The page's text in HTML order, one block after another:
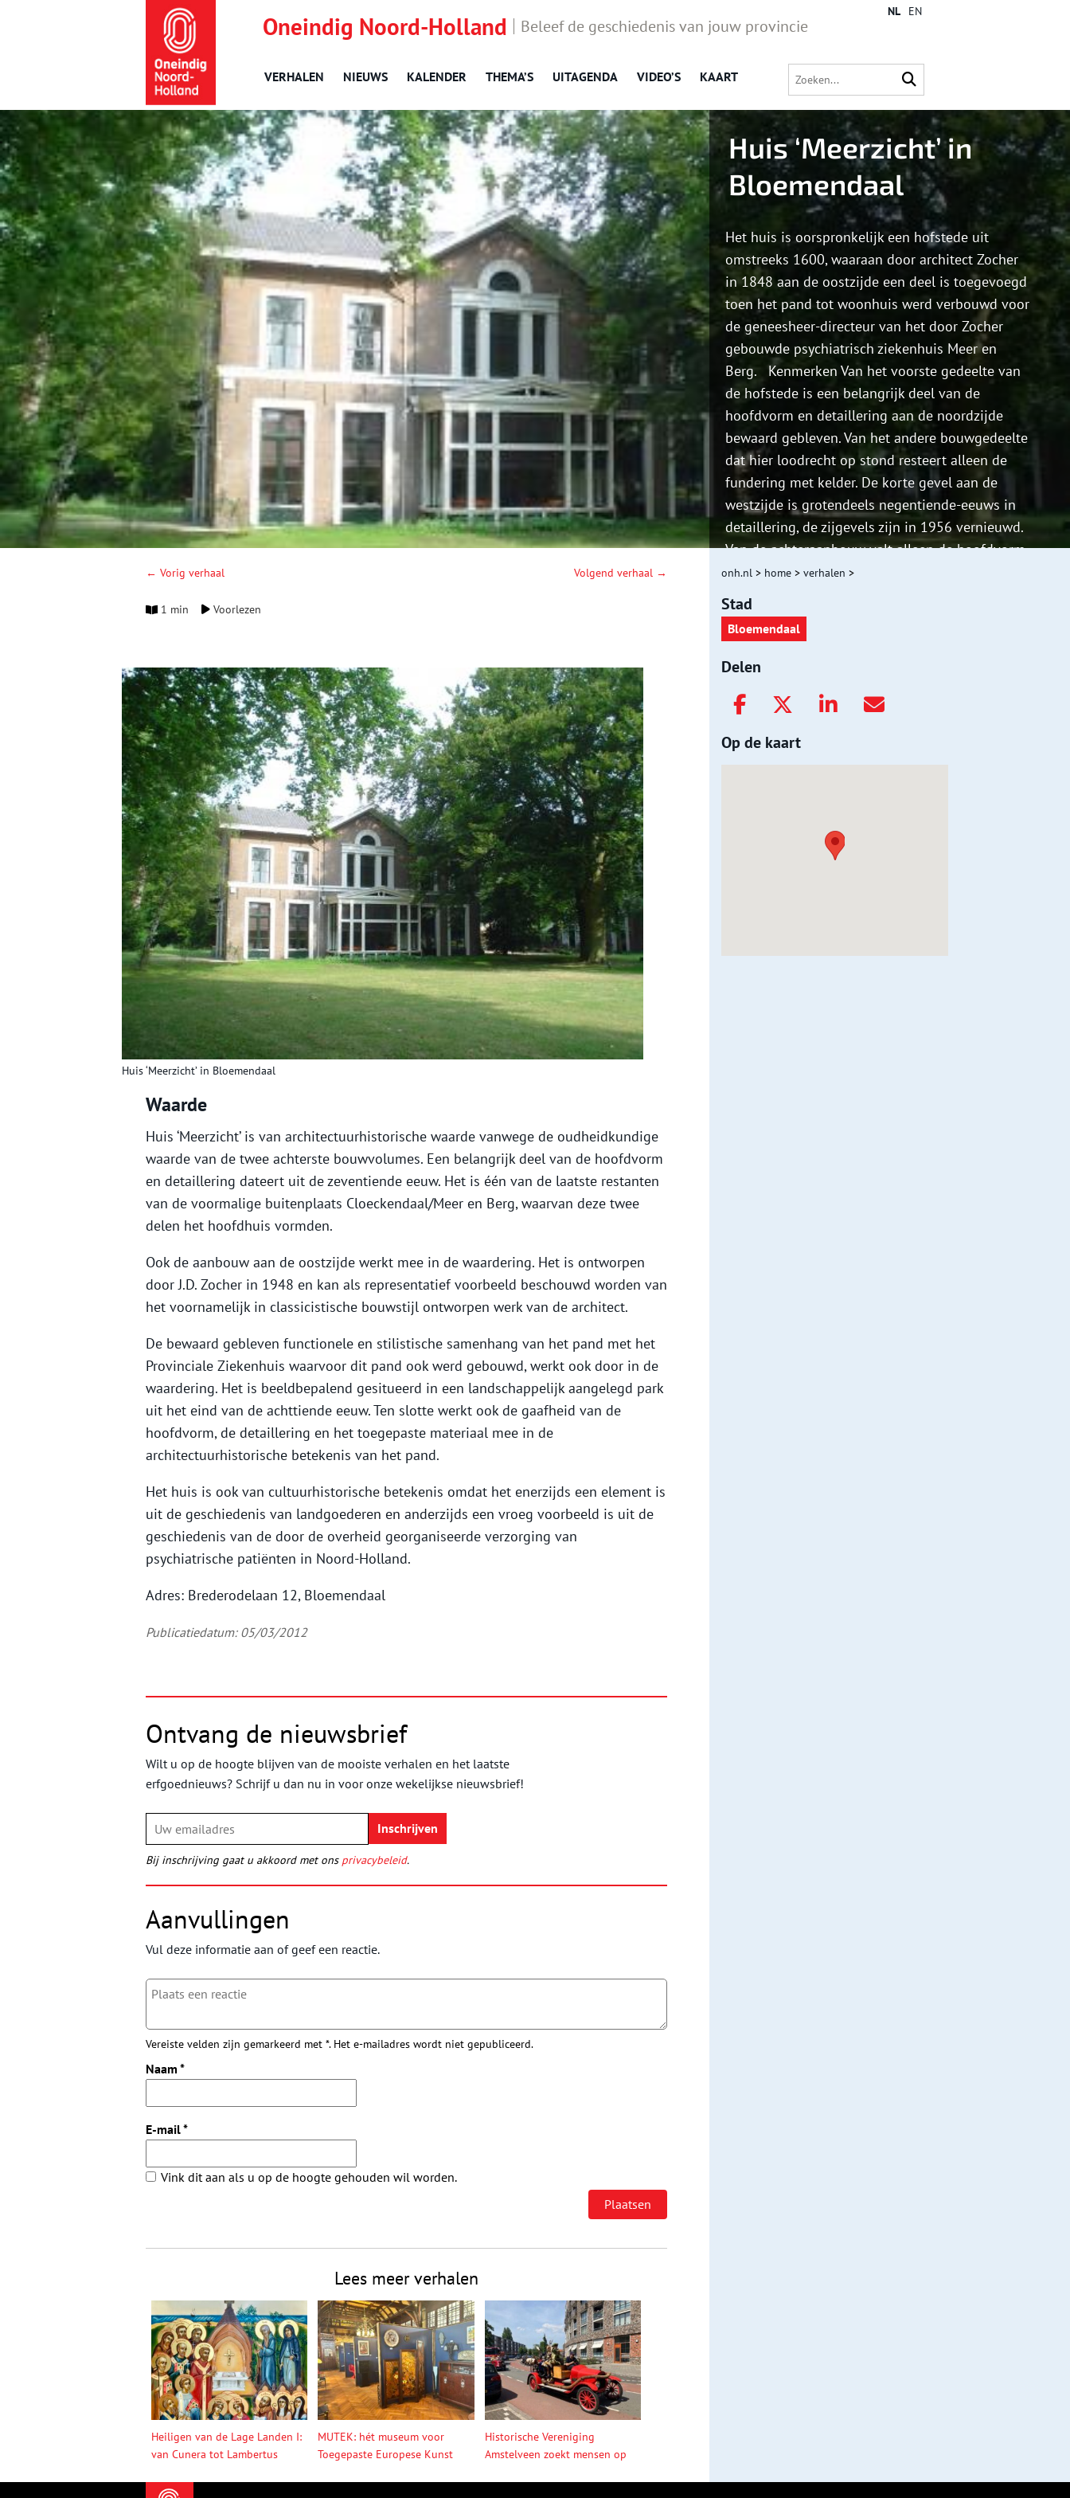
Oneindig Noord-Holland Beleef de geschiedenis van jouw provincie
VERHALEN NIEUWS KALENDER THEMA’S UITAGENDA VIDEO’S KAART
NL EN
Huis ‘Meerzicht’ in
Bloemendaal
Het huis is oorspronkelijk een hofstede uit
omstreeks 1600, waaraan door architect Zocher
in 1848 aan de oostzijde een deel is toegevoegd
toen het pand tot woonhuis werd verbouwd voor
de geneesheer-directeur van het door Zocher
gebouwde psychiatrisch ziekenhuis Meer en
Berg. Kenmerken Van het voorste gedeelte van
de hofstede is een belangrijk deel van de
hoofdvorm en detaillering aan de noordzijde
bewaard gebleven. Van het andere bouwgedeelte
dat hier loodrecht op stond resteert alleen de
fundering met kelder. De korte gevel aan de
westzijde is grotendeels negentiende-eeuws in
detaillering, de zijgevels zijn in 1956 vernieuwd.
Van de achteraanbouw valt alleen de hoofdvorm
met fundering en kelder onder de bescherming,
evenals de detaillering van de westgevel die
mogelijk uit dezelfde tijd stamt als de aanbouw
van Zocher. De voorgevel verkeert nog
grotendeels in oorspronkelijke staat en komt in
onder meer op de symmetrische, classicistische
kroonlijsten en brede deur- en
← Vorig verhaal Volgend verhaal →
1 min Voorlezen
Huis ‘Meerzicht’ in Bloemendaal
Waarde
Huis ‘Meerzicht’ is van architectuurhistorische waarde vanwege de oudheidkundige
waarde van de twee achterste bouwvolumes. Een belangrijk deel van de hoofdvorm
en detaillering dateert uit de zeventiende eeuw. Het is één van de laatste restanten
van de voormalige buitenplaats Cloeckendaal/Meer en Berg, waarvan deze twee
delen het hoofdhuis vormden.
Ook de aanbouw aan de oostzijde werkt mee in de waardering. Het is ontworpen
door J.D. Zocher in 1948 en kan als representatief voorbeeld beschouwd worden van
het voornamelijk in classicistische bouwstijl ontworpen werk van de architect.
De bewaard gebleven functionele en stilistische samenhang van het pand met het
Provinciale Ziekenhuis waarvoor dit pand ook werd gebouwd, werkt ook door in de
waardering. Het is beeldbepalend gesitueerd in een landschappelijk aangelegd park
uit het eind van de achttiende eeuw. Ten slotte werkt ook de gaafheid van de
hoofdvorm, de detaillering en het toegepaste materiaal mee in de
architectuurhistorische betekenis van het pand.
Het huis is ook van cultuurhistorische betekenis omdat het enerzijds een element is
uit de geschiedenis van landgoederen en anderzijds een vroeg voorbeeld is uit de
geschiedenis van de door de overheid georganiseerde verzorging van
psychiatrische patiënten in Noord-Holland.
Adres: Brederodelaan 12, Bloemendaal
Publicatiedatum: 05/03/2012
Ontvang de nieuwsbrief
Wilt u op de hoogte blijven van de mooiste verhalen en het laatste
erfgoednieuws? Schrijf u dan nu in voor onze wekelijkse nieuwsbrief!
Bij inschrijving gaat u akkoord met ons privacybeleid.
Aanvullingen
Vul deze informatie aan of geef een reactie.
Vereiste velden zijn gemarkeerd met *. Het e-mailadres wordt niet gepubliceerd.
Naam *
E-mail*
Vink dit aan als u op de hoogte gehouden wil worden.
Lees meer verhalen
Heiligen van de Lage Landen I:
van Cunera tot Lambertus
MUTEK: hét museum voor
Toegepaste Europese Kunst
Historische Vereniging
Amstelveen zoekt mensen op
onh.nl > home > verhalen >
Stad
Bloemendaal
Delen
Op de kaart